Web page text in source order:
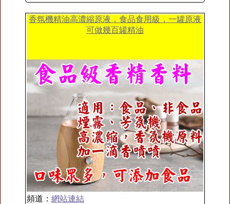
香氛機精油高濃縮原液，食品食用級，一罐原液
可做幾百罐精油
頻道： 網站連結